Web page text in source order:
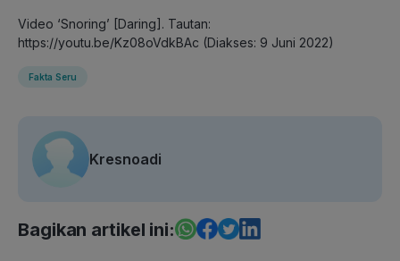
Video ‘Snoring’ [Daring]. Tautan:
https://youtu.be/Kz08oVdkBAc (Diakses: 9 Juni 2022)
Fakta Seru
Kresnoadi
Bagikan artikel ini: